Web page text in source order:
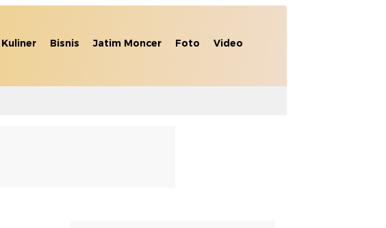
Kuliner Bisnis Jatim Moncer Foto Video